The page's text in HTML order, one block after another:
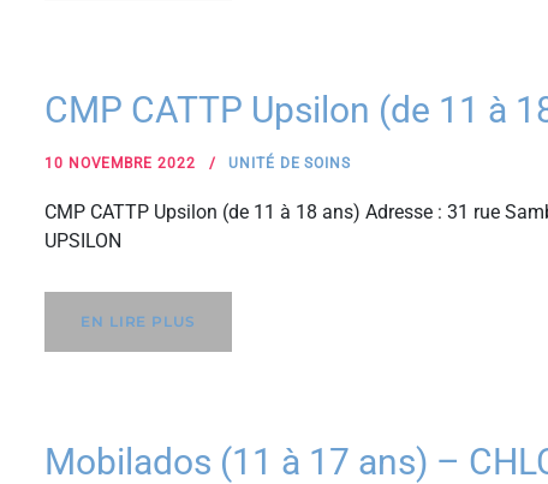
CMP CATTP Upsilon (de 11 à
10 NOVEMBRE 2022 UNITÉ DE SOINS
CMP CATTP Upsilon (de 11 à 18 ans) Adresse : 31 rue
UPSILON
EN LIRE PLUS
Mobilados (11 à 17 ans) –